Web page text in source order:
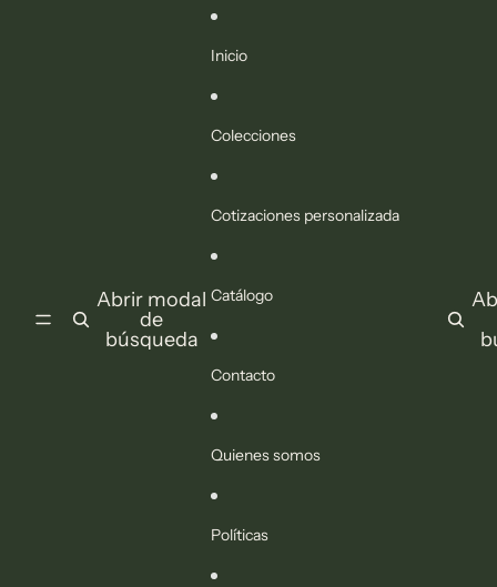
Abrir modal
de
búsqueda
Inicio
Colecciones
Cotizaciones personalizada
Catálogo
Contacto
Quienes somos
Políticas